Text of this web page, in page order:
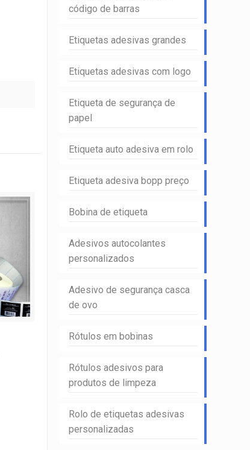
código de barras
Etiquetas adesivas grandes
Etiquetas adesivas com logo
Etiqueta de segurança de
papel
Etiqueta auto adesiva em rolo
Etiqueta adesiva bopp preço
Bobina de etiqueta
Adesivos autocolantes
personalizados
Adesivo de segurança casca
de ovo
Rótulos em bobinas
Rótulos adesivos para
produtos de limpeza
Rolo de etiquetas adesivas
personalizadas